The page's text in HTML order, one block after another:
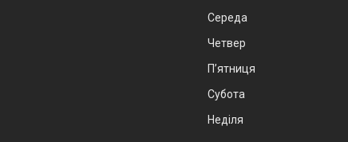
Середа
Четвер
Пʼятниця
Субота
Неділя